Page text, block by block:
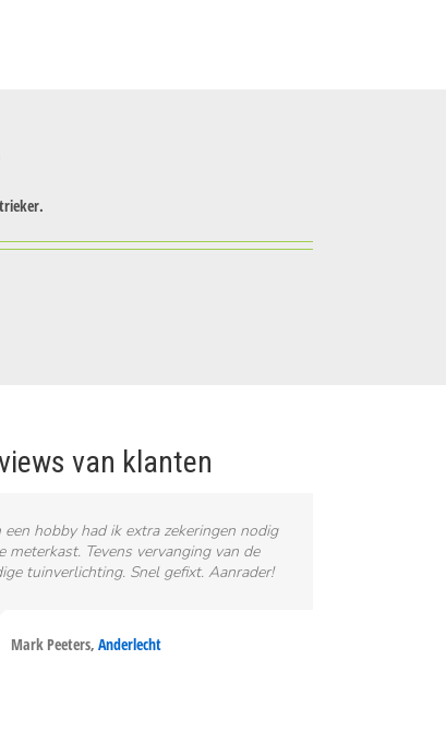
van klanten
een hobby had ik extra zekeringen nodig
meterkast. Tevens vervanging van de
tuinverlichting. Snel gefixt. Aanrader!
Mark Peeters, Anderlecht